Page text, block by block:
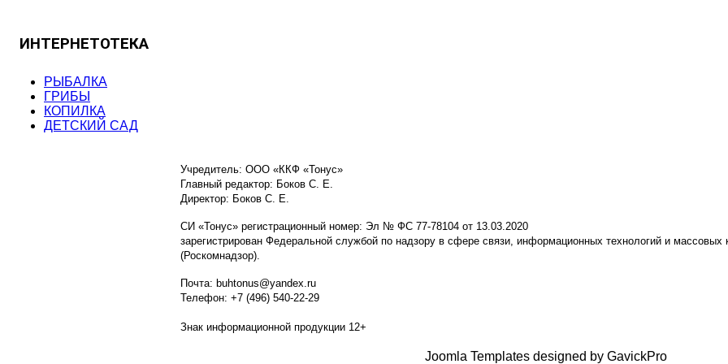
ИНТЕРНЕТОТЕКА
РЫБАЛКА
ГРИБЫ
КОПИЛКА
ДЕТСКИЙ САД
Учредитель: ООО «ККФ «Тонус»
Главный редактор: Боков С. Е.
Директор: Боков С. Е.
СИ «Тонус» регистрационный номер: Эл № ФС 77-78104 от 13.03.2020
зарегистрирован Федеральной службой по надзору в сфере связи, информационных технологий и массовых
(Роскомнадзор).
Почта: buhtonus@yandex.ru
Телефон: +7 (496) 540-22-29
Знак информационной продукции 12+
Joomla Templates designed by GavickPro